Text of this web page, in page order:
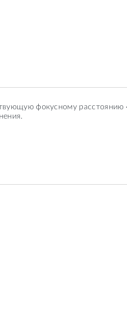
фокусному расстоянию